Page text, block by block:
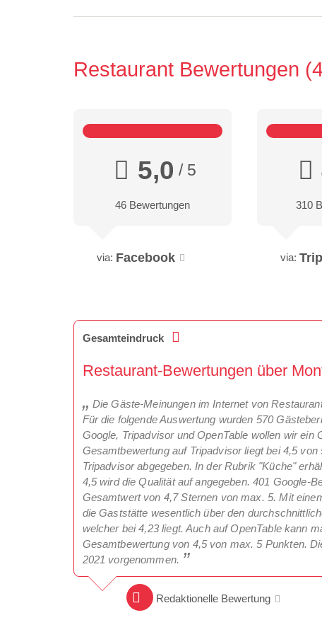
Restaurant Bewertungen
5,0 / 5
46 Bewertungen
via: Facebook
310
via:
Gesamteindruck
Restaurant-Bewertungen über
Die Gäste-Meinungen im Internet von
Für die folgende Auswertung wurden 570
Google, Tripadvisor und OpenTable wollen wir
Gesamtbewertung auf Tripadvisor liegt bei 4,5
Tripadvisor abgegeben. In der Rubrik "Küche"
4,5 wird die Qualität auf angegeben. 401 Google-
Gesamtwert von 4,7 Sternen von max. 5. Mit
die Gaststätte wesentlich über den
welcher bei 4,23 liegt. Auch auf OpenTable kann
Gesamtbewertung von 4,5 von max. 5 Punkten.
2021 vorgenommen.
Redaktionelle Bewertung